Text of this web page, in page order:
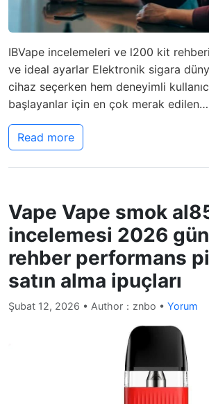
IBVape incelemeleri ve l200 kit
ve ideal ayarlar Elektronik sigara
cihaz seçerken hem deneyimli
başlayanlar için en çok merak edilen…
Read more
Vape Vape smok
incelemesi 2026
rehber performans
satın alma ipuçları
Şubat 12, 2026 • Author：znbo • Yorum